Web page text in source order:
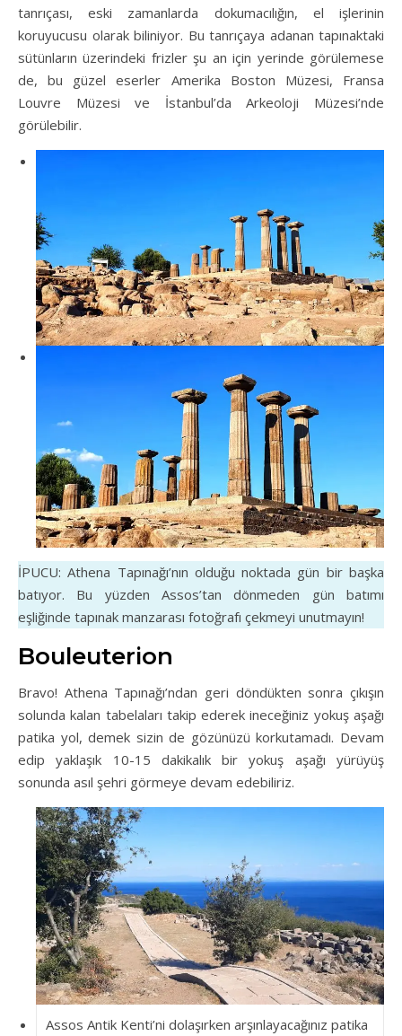
tanrıçası, eski zamanlarda dokumacılığın, el işlerinin
koruyucusu olarak biliniyor. Bu tanrıçaya adanan tapınaktaki
sütünların üzerindeki frizler şu an için yerinde görülemese
de, bu güzel eserler Amerika Boston Müzesi, Fransa
Louvre Müzesi ve İstanbul’da Arkeoloji Müzesi’nde
görülebilir.
İPUCU: Athena Tapınağı’nın olduğu noktada gün bir başka
batıyor. Bu yüzden Assos’tan dönmeden gün batımı
eşliğinde tapınak manzarası fotoğrafı çekmeyi unutmayın!
Bouleuterion
Bravo! Athena Tapınağı’ndan geri döndükten sonra çıkışın
solunda kalan tabelaları takip ederek ineceğiniz yokuş aşağı
patika yol, demek sizin de gözünüzü korkutamadı. Devam
edip yaklaşık 10-15 dakikalık bir yokuş aşağı yürüyüş
sonunda asıl şehri görmeye devam edebiliriz.
Assos Antik Kenti’ni dolaşırken arşınlayacağınız patika